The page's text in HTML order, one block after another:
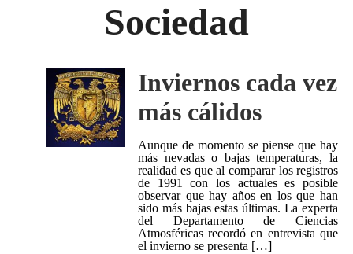
Sociedad
Inviernos cada vez
más cálidos
Aunque de momento se piense que hay
más nevadas o bajas temperaturas, la
realidad es que al comparar los registros
de 1991 con los actuales es posible
observar que hay años en los que han
sido más bajas estas últimas. La experta
del Departamento de Ciencias
Atmosféricas recordó en entrevista que
el invierno se presenta […]